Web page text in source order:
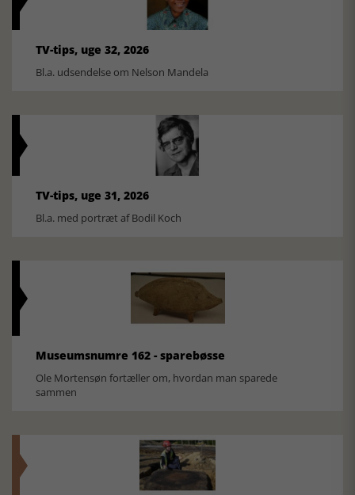
TV-tips, uge 32, 2026
Bl.a. udsendelse om Nelson Mandela
TV-tips, uge 31, 2026
Bl.a. med portræt af Bodil Koch
Museumsnumre 162 - sparebøsse
Ole Mortensøn fortæller om, hvordan man sparede
sammen